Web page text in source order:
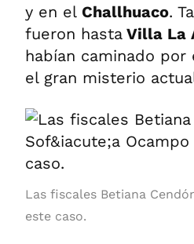
y en el Challhuaco.
fueron hasta Villa La
habían caminado
el gran misterio
Las fiscales Betiana
este caso.